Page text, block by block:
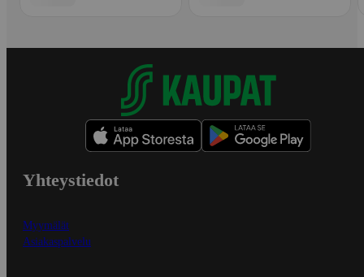
Yhteystiedot
Myymälät
Asiakaspalvelu